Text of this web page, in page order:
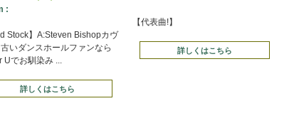
:
Stock】A:Steven Bishopカヴ
いダンスホールファンなら
Uでお馴染み ...
詳しくはこちら
【代表曲!】
詳しくはこちら